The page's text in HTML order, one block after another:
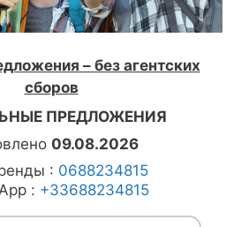
– без агентских
сборов
ПРЕДЛОЖЕНИЯ
09.08.2026
: 0688234815
: +33688234815